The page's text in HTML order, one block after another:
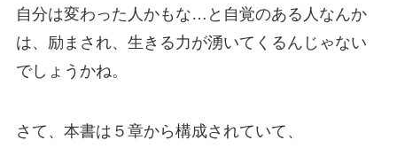
自分は変わった人かもな…と自覚のある人なんか
は、励まされ、生きる力が湧いてくるんじゃない
でしょうかね。
さて、本書は５章から構成されていて、